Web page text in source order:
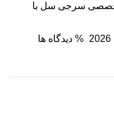
سرجی سل با
% دیدگاه ها